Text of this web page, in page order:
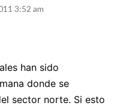
3:52 am
han sido
donde se
sector norte. Si esto